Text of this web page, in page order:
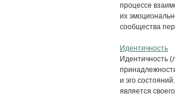
процессе
их
сообщества
Идентичность
Идентичность
и эго
является